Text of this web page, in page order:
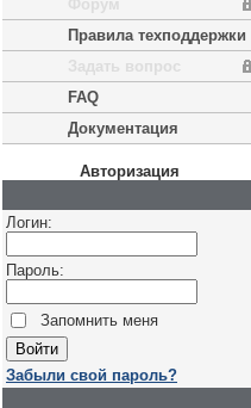
Форум
Правила техподдержки
Задать вопрос
FAQ
Документация
Авторизация
Логин:
Пароль:
Запомнить меня
Забыли свой пароль?